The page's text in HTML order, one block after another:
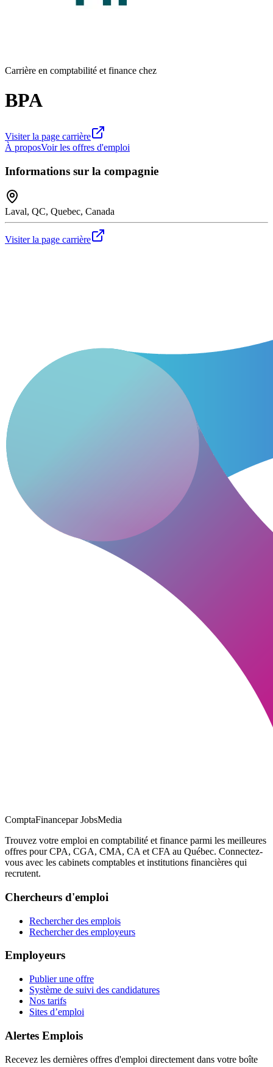
Carrière en comptabilité et finance chez
BPA
Visiter la page carrière
À proposVoir les offres d'emploi
Informations sur la compagnie
Laval, QC, Quebec, Canada
Visiter la page carrière
ComptaFinancepar JobsMedia
Trouvez votre emploi en comptabilité et finance parmi les meilleures
offres pour CPA, CGA, CMA, CA et CFA au Québec. Connectez-
vous avec les cabinets comptables et institutions financières qui
recrutent.
Chercheurs d'emploi
Rechercher des emplois
Rechercher des employeurs
Employeurs
Publier une offre
Système de suivi des candidatures
Nos tarifs
Sites d’emploi
Alertes Emplois
Recevez les dernières offres d'emploi directement dans votre boîte